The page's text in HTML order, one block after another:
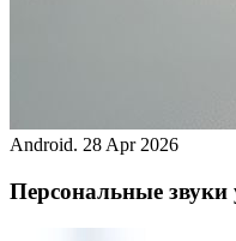
Android. 28 Apr 2026
Персональные